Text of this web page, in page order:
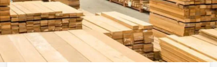
VISITAR WEB CÓMO LLEGAR ESCRÍBENOS
Llamar ahora